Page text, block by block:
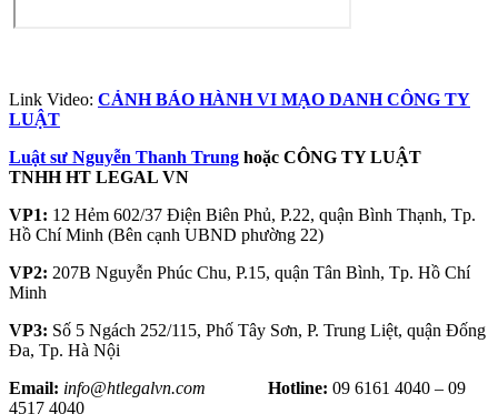
Link Video: CẢNH BÁO HÀNH VI MẠO DANH CÔNG TY
LUẬT
Luật sư Nguyễn Thanh Trung hoặc CÔNG TY LUẬT
TNHH HT LEGAL VN
VP1: 12 Hẻm 602/37 Điện Biên Phủ, P.22, quận Bình Thạnh, Tp.
Hồ Chí Minh (Bên cạnh UBND phường 22)
VP2: 207B Nguyễn Phúc Chu, P.15, quận Tân Bình, Tp. Hồ Chí
Minh
VP3: Số 5 Ngách 252/115, Phố Tây Sơn, P. Trung Liệt, quận Đống
Đa, Tp. Hà Nội
Email: info@htlegalvn.com Hotline: 09 6161 4040 – 09
4517 4040